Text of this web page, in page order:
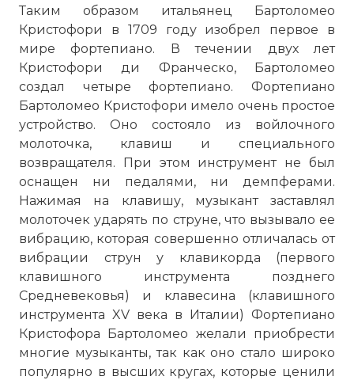
Таким образом итальянец Бартоломео
Кристофори в 1709 году изобрел первое в
мире фортепиано. В течении двух лет
Кристофори ди Франческо, Бартоломео
создал четыре фортепиано. Фортепиано
Бартоломео Кристофори имело очень простое
устройство. Оно состояло из войлочного
молоточка, клавиш и специального
возвращателя. При этом инструмент не был
оснащен ни педалями, ни демпферами.
Нажимая на клавишу, музыкант заставлял
молоточек ударять по струне, что вызывало ее
вибрацию, которая совершенно отличалась от
вибрации струн у клавикорда (первого
клавишного инструмента позднего
Средневековья) и клавесина (клавишного
инструмента XV века в Италии) Фортепиано
Кристофора Бартоломео желали приобрести
многие музыканты, так как оно стало широко
популярно в высших кругах, которые ценили